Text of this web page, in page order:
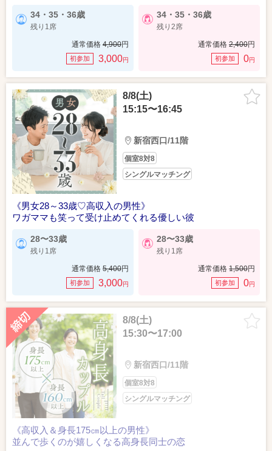
34・35・36歳
残り1席
通常価格 4,900円
初参加 3,000円
34・35・36歳
残り2席
通常価格 2,400円
初参加 0円
8/8(土)
15:15〜16:45
新宿西口/11階
個室8対8
シングルマッチング
《男女28～33歳♡高収入の男性》
ワガママも笑って受け止めてくれる優しい彼
28〜33歳
残り1席
通常価格 5,400円
初参加 3,000円
28〜33歳
残り1席
通常価格 1,500円
初参加 0円
8/8(土)
15:30〜17:00
新宿西口/11階
個室8対8
シングルマッチング
《高収入＆身長175㎝以上の男性》
並んで歩くのが嬉しくなる高身長同士の恋